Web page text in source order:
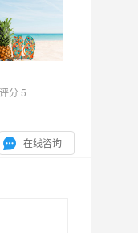
分 5
在线咨询